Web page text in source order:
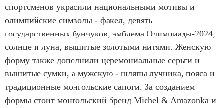
спортсменов украсили национальными мотивы и
олимпийские символы - факел, девять
государственных бунчуков, эмблема Олимпиады-2024,
солнце и луна, вышитые золотыми нитями. Женскую
форму также дополнили церемониальные серьги и
вышитые сумки, а мужскую - шляпы лучника, пояса и
традиционные монгольские сапоги. За созданием
формы стоит монгольский бренд Michel & Amazonka и